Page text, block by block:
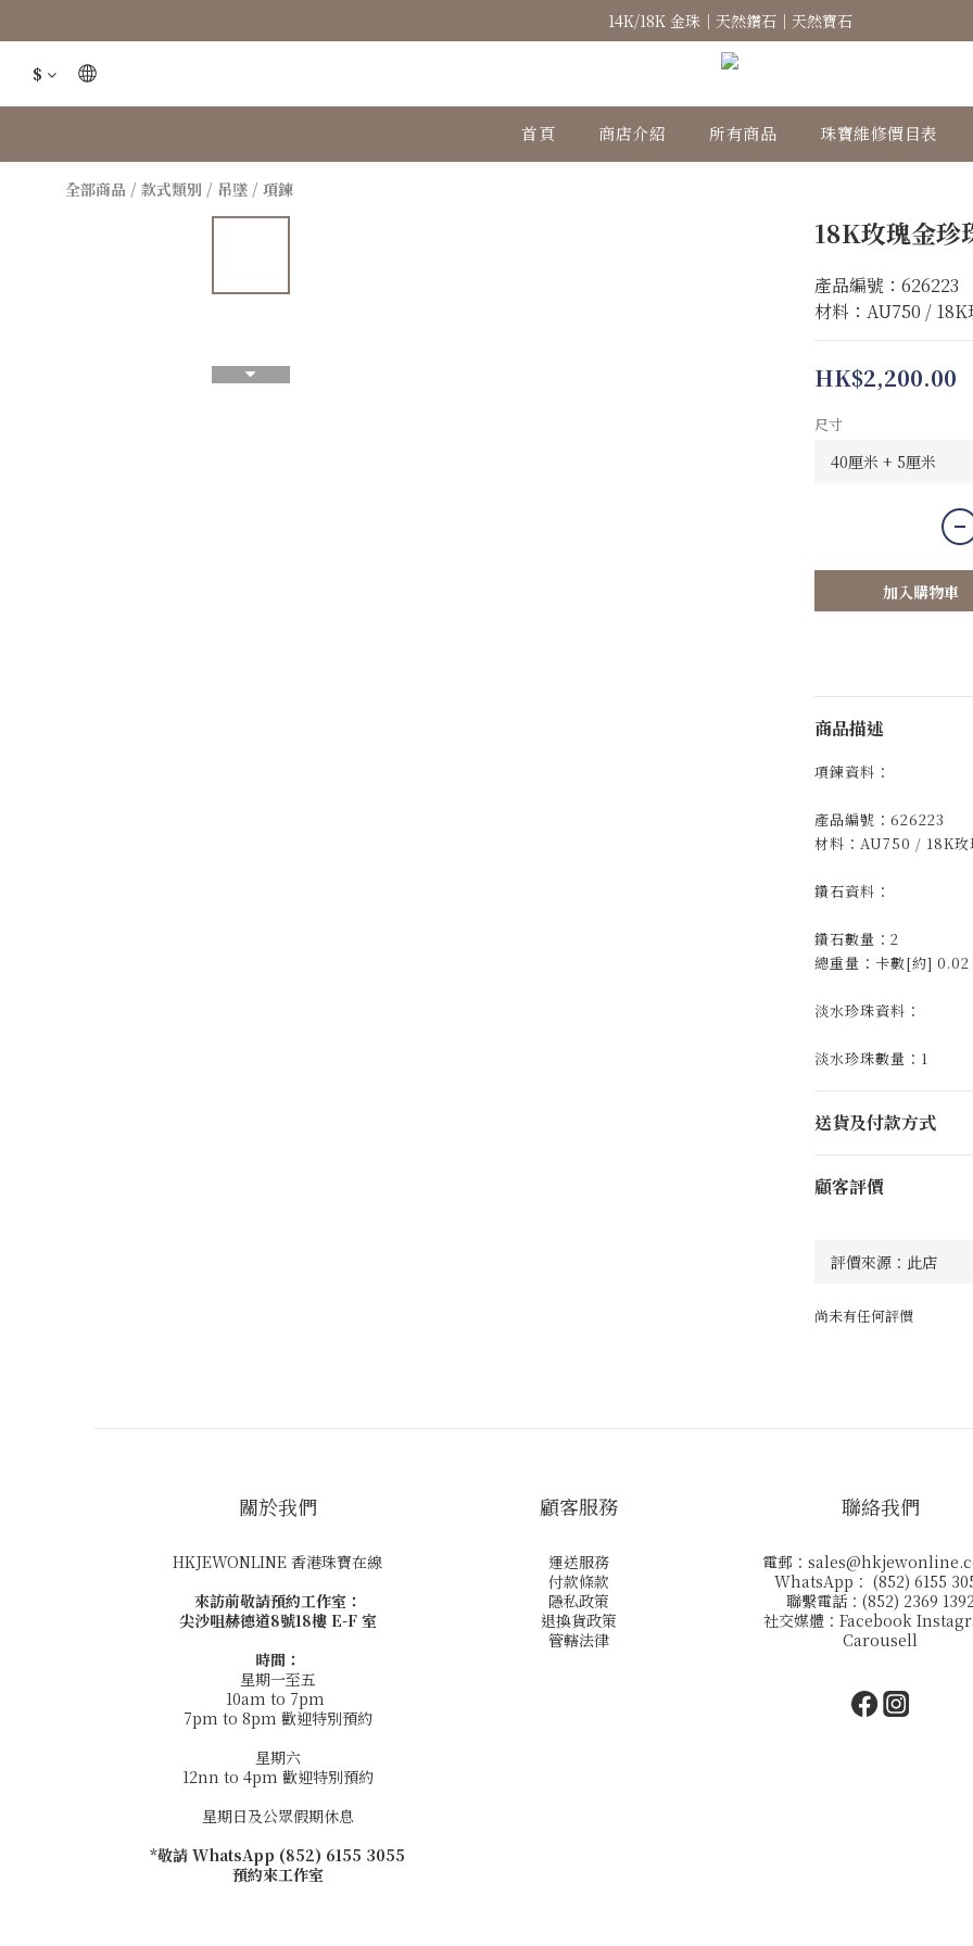
高級珠寶｜專屬訂製｜珠寶維修
14K/18K 金珠｜天然鑽石｜天然寶石
高級珠寶｜專屬訂製｜珠寶維修
$
首頁 商店介紹 所有商品 珠寶維修價目表
全部商品 / 款式類別 / 吊墜 / 項鍊
18K玫瑰金珍
產品編號：626223
材料：AU750 / 18K
HK$2,200.00
尺寸
加入購物車
商品描述
項鍊資料：
產品編號：626223
材料：AU750 / 18K玫
鑽石資料：
鑽石數量：2
總重量：卡數[約] 0.02
淡水珍珠資料：
淡水珍珠數量：1
送貨及付款方式
顧客評價
尚未有任何評價
關於我們
HKJEWONLINE 香港珠寶在線
來訪前敬請預約工作室：
尖沙咀赫德道8號18樓 E-F 室
時間：
星期一至五
10am to 7pm
7pm to 8pm 歡迎特別預約
星期六
12nn to 4pm 歡迎特別預約
星期日及公眾假期休息
*敬請 WhatsApp (852) 6155 3055
預約來工作室
顧客服務
運送服務
付款條款
隱私政策
退換貨政策
管轄法律
聯絡我們
電郵：
WhatsApp： (852) 6155
聯繫電話：(852) 2369 1392
社交媒體：Facebook
Carousell